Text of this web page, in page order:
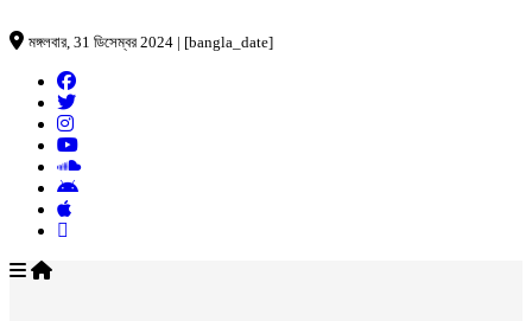
মঙ্গলবার, 31 ডিসেম্বর 2024 | [bangla_date]